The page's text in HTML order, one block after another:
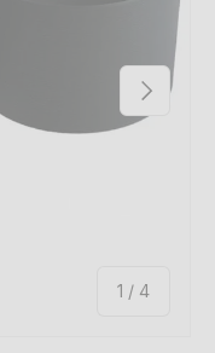
1 / von
4
Nächste